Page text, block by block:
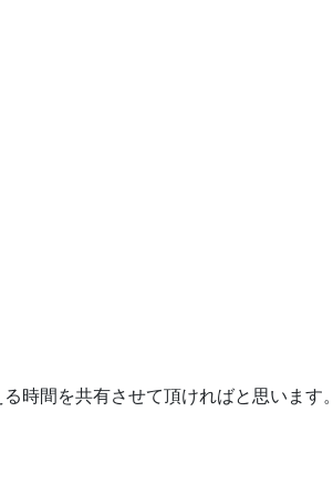
時間を共有させて頂ければと思います。